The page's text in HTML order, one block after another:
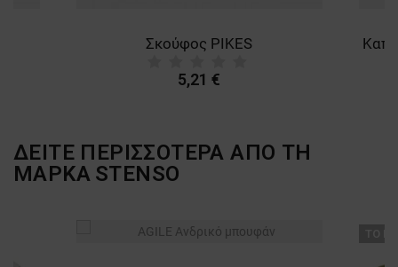
Σκούφος PIKES
5,21 €
ΔΕΙΤΕ ΠΕΡΙΣΣΟΤΕΡΑ ΑΠΟ ΤΗ
ΜΑΡΚΑ STENSO